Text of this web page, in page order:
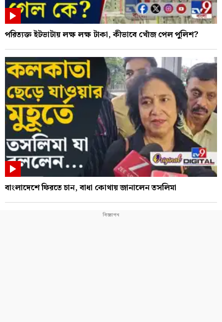
পরিত্যক্ত ইটভাটায় লক্ষ লক্ষ টাকা, কীভাবে খোঁজ পেল পুলিশ?
বাংলাদেশে ফিরতে চান, বাধা কোথায় জানালেন তসলিমা